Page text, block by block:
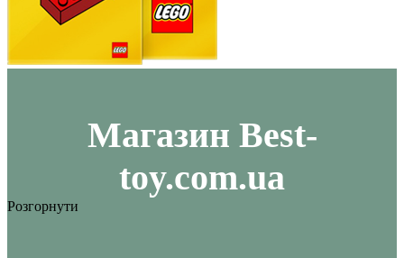
Maгазин Best-
toy.com.ua
Розгорнути